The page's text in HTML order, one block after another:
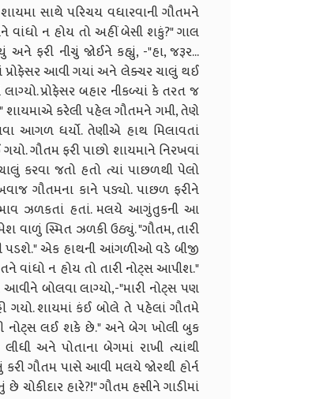
સાથે પરિચય વધારવાની ગૌતમને
વાંધો ન હોય તો અહીં બેસી શકું?" ગાલ
ફરી નીચું જોઈને કહ્યું, -"હા, જરૂર...
પ્રોફેસર આવી ગયાં અને લેક્ચર ચાલું થઈ
પ્રોફેસર બહાર નીકળ્યાં કે તરત જ
કરેલી પહેલ ગૌતમને ગમી, તેણે
આગળ ધર્યો. તેણીએ હાથ મિલાવતાં
ગૌતમ ફરી પાછો શાયમાને નિરખવાં
કરવા જતો હતો ત્યાં પાછળથી પેલો
ગૌતમના કાને પડ્યો. પાછળ ફરીને
ઝળકતાં હતાં. મલયે આગુંતુકની આ
વાળું સ્મિત ઝળકી ઉઠ્યું. "ગૌતમ, તારી
પડશે." એક હાથની આંગળીઓ વડે બીજી
વાંધો ન હોય તો તારી નોટ્સ આપીશ."
બોલવા લાગ્યો,-"મારી નોટ્સ પણ
ગયો. શાયમાં કંઈ બોલે તે પહેલાં ગૌતમે
નોટ્સ લઈ શકે છે." અને બેગ ખોલી બુક
અને પોતાના બેગમાં રાખી ત્યાંથી
ગૌતમ પાસે આવી મલયે જોરથી હોર્ન
હારે?!" ગૌતમ હસીને ગાડીમાં